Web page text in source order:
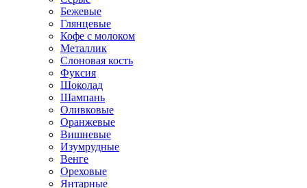
Бежевые
Глянцевые
Кофе с молоком
Металлик
Слоновая кость
Фуксия
Шоколад
Шампань
Оливковые
Оранжевые
Вишневые
Изумрудные
Венге
Ореховые
Янтарные